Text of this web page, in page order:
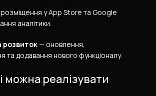
у App Store та Google
аналітики.
розвиток— оновлення,
та додавання нового функціоналу.
можна реалізувати